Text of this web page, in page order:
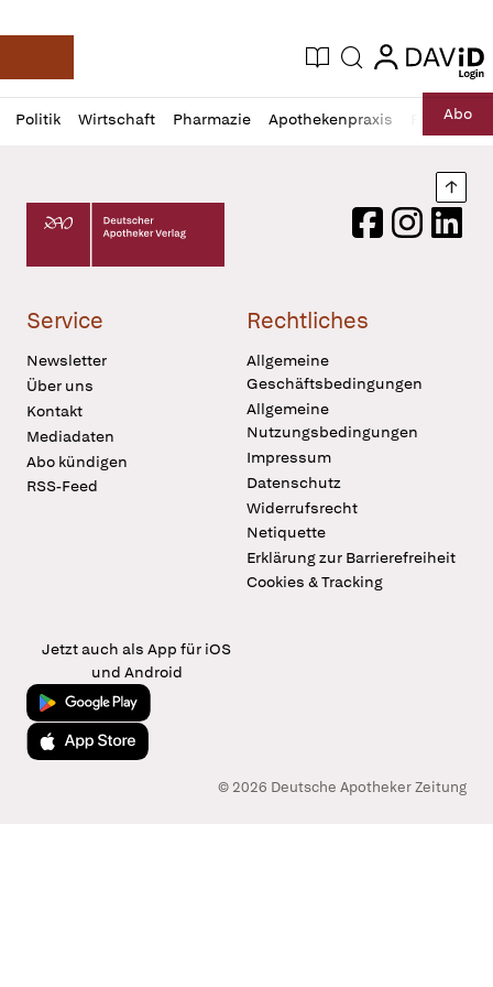
Deutsche Apotheker Zeitung
Aktuelle Ausgabe
Suche login
login
Politik Wirtschaft Pharmazie Apothekenpraxis RechtAbo
Profil
öffnen
Daz
Pur
Deutscher Apotheker Verlag Logo
FacebookInstagram
Service
Newsletter
Über uns
Kontakt
Mediadaten
Abo kündigen
RSS-Feed
Rechtliches
Allgemeine
Geschäftsbedingungen
Allgemeine
Nutzungsbedingungen
Impressum
Datenschutz
Widerrufsrecht
Netiquette
Erklärung zur Barrierefreiheit
Cookies & Tracking
Jetzt auch als App für iOS
und Android
Jetzt bei Google Play
Laden im App Store
© 2026 Deutsche Apotheker Zeitung